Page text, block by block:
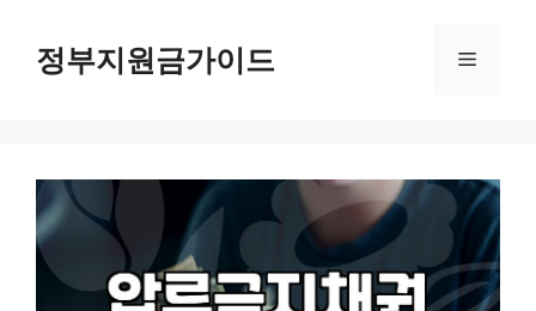
정부지원금가이드 메